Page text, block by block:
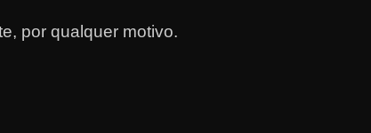
por qualquer motivo.